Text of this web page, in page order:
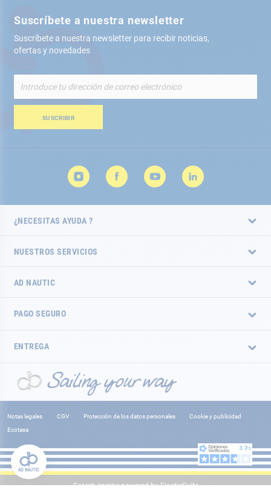
Suscríbete a nuestra newsletter
Suscríbete a nuestra newsletter para recibir noticias,
ofertas y novedades
nuestro
de
SUSCRIBIR
¿NECESITAS AYUDA ?
NUESTROS SERVICIOS
AD NAUTIC
PAGO SEGURO
ENTREGA
Notas legales CGV Protección de los datos personales
Cookie y publicidad
Ecotasa
Search engine powered byElasticSuite